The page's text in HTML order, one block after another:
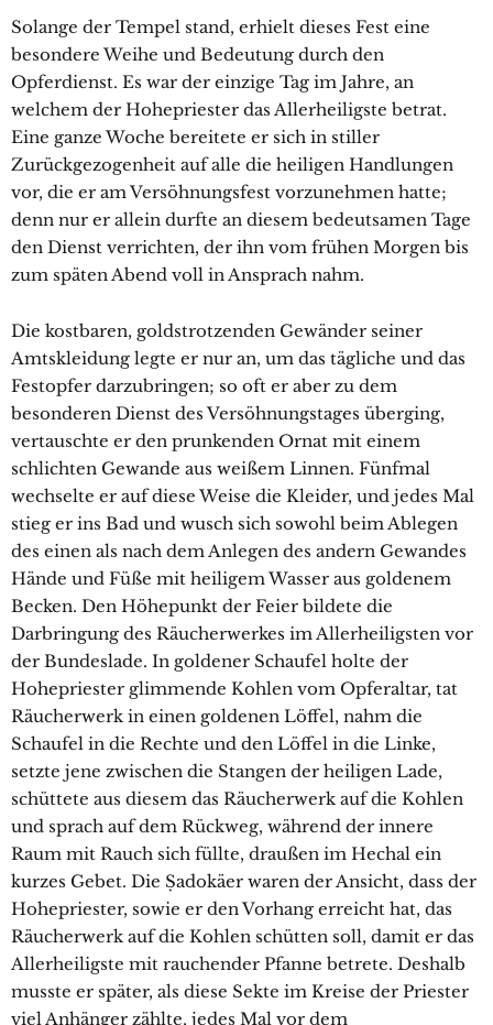
Solange der Tempel stand, erhielt dieses Fest eine
besondere Weihe und Bedeutung durch den
Opferdienst. Es war der einzige Tag im Jahre, an
welchem der Hohepriester das Allerheiligste betrat.
Eine ganze Woche bereitete er sich in stiller
Zurückgezogenheit auf alle die heiligen Handlungen
vor, die er am Versöhnungsfest vorzunehmen hatte;
denn nur er allein durfte an diesem bedeutsamen Tage
den Dienst verrichten, der ihn vom frühen Morgen bis
zum späten Abend voll in Ansprach nahm.
Die kostbaren, goldstrotzenden Gewänder seiner
Amtskleidung legte er nur an, um das tägliche und das
Festopfer darzubringen; so oft er aber zu dem
besonderen Dienst des Versöhnungstages überging,
vertauschte er den prunkenden Ornat mit einem
schlichten Gewande aus weißem Linnen. Fünfmal
wechselte er auf diese Weise die Kleider, und jedes Mal
stieg er ins Bad und wusch sich sowohl beim Ablegen
des einen als nach dem Anlegen des andern Gewandes
Hände und Füße mit heiligem Wasser aus goldenem
Becken. Den Höhepunkt der Feier bildete die
Darbringung des Räucherwerkes im Allerheiligsten vor
der Bundeslade. In goldener Schaufel holte der
Hohepriester glimmende Kohlen vom Opferaltar, tat
Räucherwerk in einen goldenen Löffel, nahm die
Schaufel in die Rechte und den Löffel in die Linke,
setzte jene zwischen die Stangen der heiligen Lade,
schüttete aus diesem das Räucherwerk auf die Kohlen
und sprach auf dem Rückweg, während der innere
Raum mit Rauch sich füllte, draußen im Hechal ein
kurzes Gebet. Die Ṣadokäer waren der Ansicht, dass der
Hohepriester, sowie er den Vorhang erreicht hat, das
Räucherwerk auf die Kohlen schütten soll, damit er das
Allerheiligste mit rauchender Pfanne betrete. Deshalb
musste er später, als diese Sekte im Kreise der Priester
viel Anhänger zählte, jedes Mal vor dem